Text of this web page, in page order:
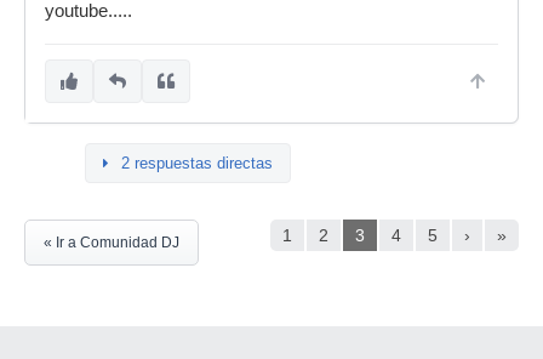
youtube.....
2 respuestas directas
1 2 3 4 5 › »
« Ir a Comunidad DJ